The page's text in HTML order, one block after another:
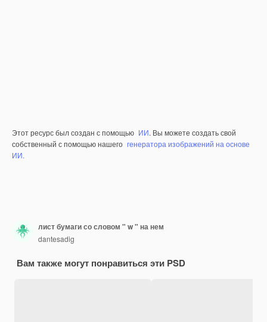
Этот ресурс был создан с помощью ИИ. Вы можете создать свой
собственный с помощью нашего генератора изображений на основе
ИИ.
лист бумаги со словом " w " на нем
dantesadig
Вам также могут понравиться эти PSD